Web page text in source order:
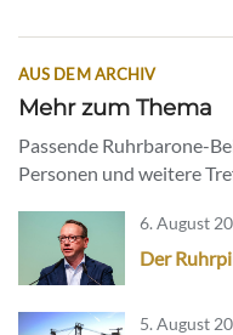
AUS DEM ARCHIV
Mehr zum Thema
Passende Ruhrbarone-
Personen und weitere
6. August
Der
5. August